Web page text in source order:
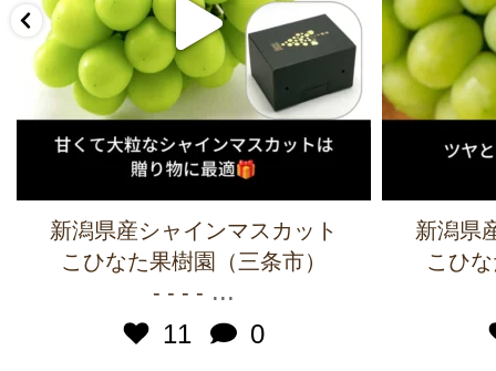
新潟県産シャインマスカット
こひなた果樹園（三条市）
- - - - ...
11
0
新潟県
こひ